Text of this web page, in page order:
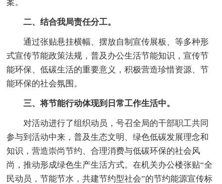
案。
二、结合我局责任分工。
通过张贴悬挂横幅、摆放自制宣传展板、等多种形
式宣传节能政策法规，普及办公生活节能知识，宣传节
能环保、低碳生活的重要意义，积极营造珍惜资源、节
能环保的社会氛围。
三、将节能行动体现到日常工作生活中。
对活动进行了组织动员，号召全局的干部职工共同
参与到活动中来，普及生态文明、绿色低碳发展理念和
知识，营造崇尚节约、合理消费与低碳环保的社会风
尚，推动形成绿色生产生活方式。在机关办公楼张贴“全
民动员，节能节水，共建节约型社会”的节约能源宣传标